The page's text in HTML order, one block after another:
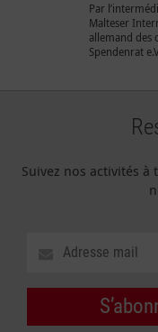
Par
Malteser
allemand des
Spendenrat
Suivez nos activités